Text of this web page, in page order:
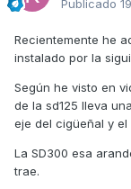
Publicado
Recientemente he
instalado por la
Según he visto en
de la sd125 lleva
eje del cigüeñal y el
La SD300 esa
trae.